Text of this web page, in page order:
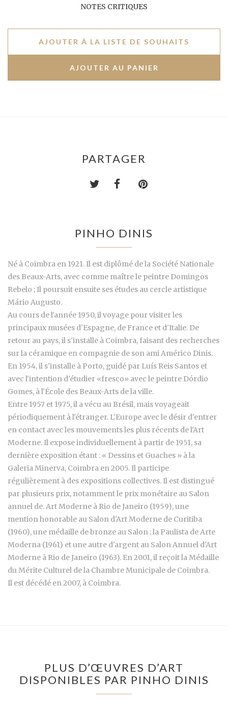
NOTES CRITIQUES
AJOUTER À LA LISTE DE SOUHAITS
PARTAGER
PINHO DINIS
Né à Coimbra en 1921. Il est diplômé de la Société Nationale
des Beaux-Arts, avec comme maître le peintre Domingos
Rebelo ; Il poursuit ensuite ses études au cercle artistique
Mário Augusto.
Au cours de l'année 1950, il voyage pour visiter les
principaux musées d'Espagne, de France et d'Italie. De
retour au pays, il s'installe à Coimbra, faisant des recherches
sur la céramique en compagnie de son ami Américo Dinis.
En 1954, il s'installe à Porto, guidé par Luís Reis Santos et
avec l'intention d'étudier «fresco» avec le peintre Dórdio
Gomes, à l'École des Beaux-Arts de la ville.
Entre 1957 et 1975, il a vécu au Brésil, mais voyageait
périodiquement à l'étranger. L'Europe avec le désir d'entrer
en contact avec les mouvements les plus récents de l'Art
Moderne. Il expose individuellement à partir de 1951, sa
dernière exposition étant : « Dessins et Guaches » à la
Galeria Minerva, Coimbra en 2005. Il participe
régulièrement à des expositions collectives. Il est distingué
par plusieurs prix, notamment le prix monétaire au Salon
annuel de. Art Moderne à Rio de Janeiro (1959), une
mention honorable au Salon d'Art Moderne de Curitiba
(1960), une médaille de bronze au Salon ; la Paulista de Arte
Moderna (1961) et une autre d'argent au Salon Annuel d'Art
Moderne à Rio de Janeiro (1963). En 2001, il reçoit la Médaille
du Mérite Culturel de la Chambre Municipale de Coimbra.
Il est décédé en 2007, à Coimbra.
PLUS D’ŒUVRES D’ART
DISPONIBLES PAR PINHO DINIS